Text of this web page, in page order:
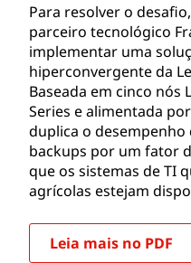
Para resolver o
parceiro tecnológico
implementar uma
hiperconvergente da
Baseada em cinco nós
Series e alimentada
duplica o desempenho
backups por um fator
que os sistemas de TI
agrícolas estejam
Leia mais no PDF